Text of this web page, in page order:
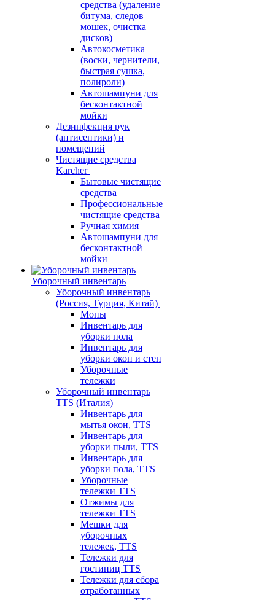
средства (удаление
битума, следов
мошек, очистка
дисков)
Автокосметика
(воски, чернители,
быстрая сушка,
полироли)
Автошампуни для
бесконтактной
мойки
Дезинфекция рук
(антисептики) и
помещений
Чистящие средства
Karcher
Бытовые чистящие
средства
Профессиональные
чистящие средства
Ручная химия
Автошампуни для
бесконтактной
мойки
Уборочный инвентарь
Уборочный инвентарь
(Россия, Турция, Китай)
Мопы
Инвентарь для
уборки пола
Инвентарь для
уборки окон и стен
Уборочные
тележки
Уборочный инвентарь
TTS (Италия)
Инвентарь для
мытья окон, TTS
Инвентарь для
уборки пыли, TTS
Инвентарь для
уборки пола, TTS
Уборочные
тележки TTS
Отжимы для
тележки TTS
Мешки для
уборочных
тележек, TTS
Тележки для
гостиниц TTS
Тележки для сбора
отработанных